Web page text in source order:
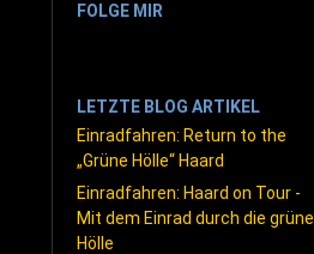
FOLGE MIR
LETZTE BLOG ARTIKEL
Einradfahren: Return to the
„Grüne Hölle“ Haard
Einradfahren: Haard on Tour -
Mit dem Einrad durch die grüne
Hölle